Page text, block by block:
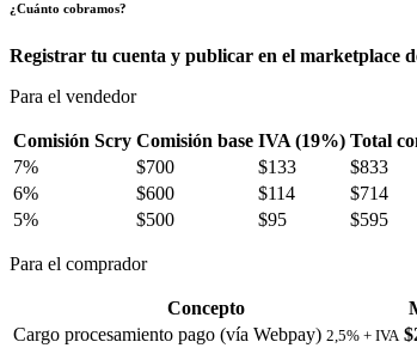
¿Cuánto cobramos?
Registrar tu cuenta y publicar en el marketplace
Para el vendedor
Comisión Scry Comisión base IVA (19%) Total
7%
$700 $133 $833
6%
$600 $114 $714
5%
$500 $95 $595
Para el comprador
Concepto
Cargo procesamiento pago (vía Webpay) 2,5% + IVA